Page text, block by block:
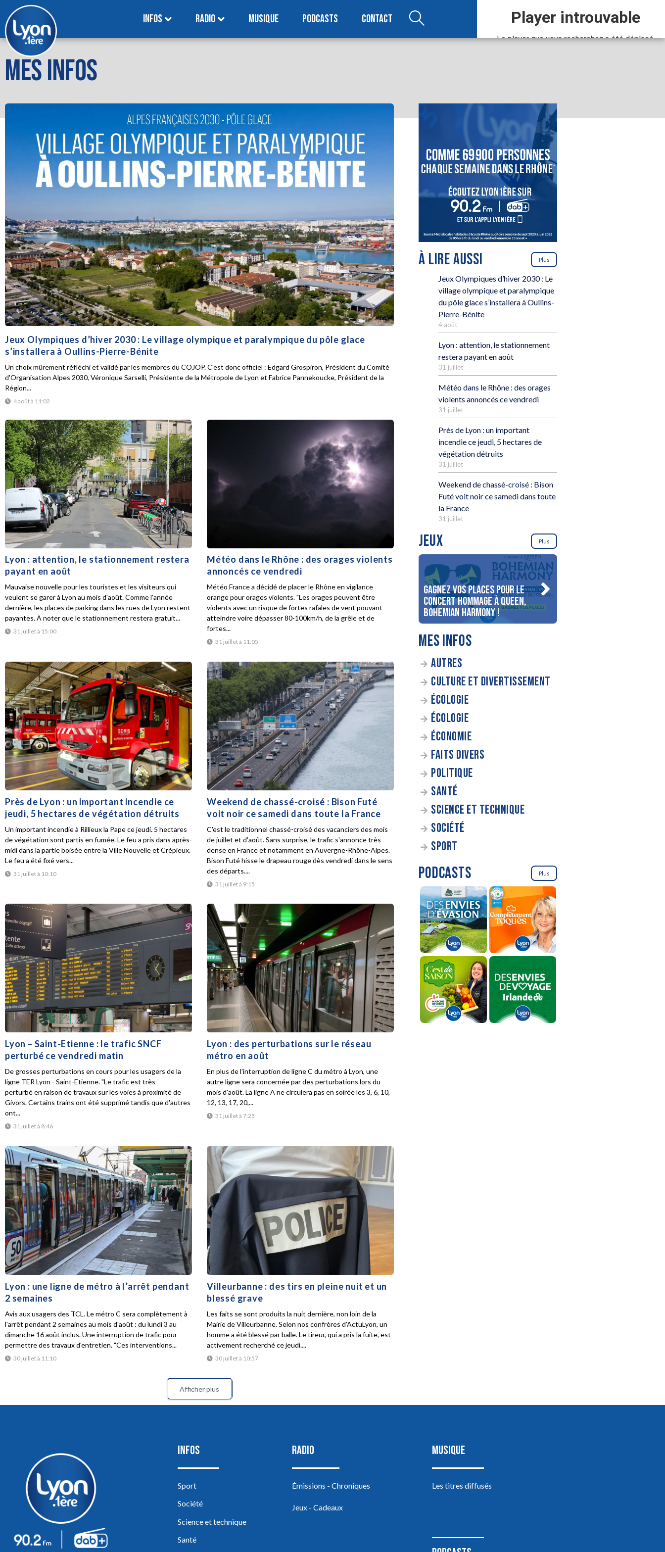
INFOS RADIO MUSIQUE PODCASTS CONTACT
MES INFOS
Jeux Olympiques d’hiver 2030 : Le village olympique et paralympique du pôle glace
s’installera à Oullins-Pierre-Bénite
4 août à 11:02
Un choix mûrement réfléchi et validé par les membres du COJOP. C'est donc officiel : Edgard Grospiron, Président du Comité
d'Organisation Alpes 2030, Véronique Sarselli, Présidente de la Métropole de Lyon et Fabrice Pannekoucke, Président de la
Région...
Lyon : attention, le stationnement restera
payant en août
31 juillet à 15:00
Mauvaise nouvelle pour les touristes et les visiteurs qui
veulent se garer à Lyon au mois d'août. Comme l'année
dernière, les places de parking dans les rues de Lyon restent
payantes. À noter que le stationnement restera gratuit...
Météo dans le Rhône : des orages violents
annoncés ce vendredi
31 juillet à 11:05
Météo France a décidé de placer le Rhône en vigilance
orange pour orages violents. "Les orages peuvent être
violents avec un risque de fortes rafales de vent pouvant
atteindre voire dépasser 80-100km/h, de la grêle et de
fortes...
Près de Lyon : un important incendie ce
jeudi, 5 hectares de végétation détruits
31 juillet à 10:10
Un important incendie à Rillieux la Pape ce jeudi. 5 hectares
de végétation sont partis en fumée. Le feu a pris dans après-
midi dans la partie boisée entre la Ville Nouvelle et Crépieux.
Le feu a été fixé vers...
Weekend de chassé-croisé : Bison Futé
voit noir ce samedi dans toute la France
31 juillet à 9:15
C'est le traditionnel chassé-croisé des vacanciers des mois
de juillet et d'août. Sans surprise, le trafic s'annonce très
dense en France et notamment en Auvergne-Rhône-Alpes.
Bison Futé hisse le drapeau rouge dès vendredi dans le sens
des départs....
Lyon – Saint-Etienne : le trafic SNCF
perturbé ce vendredi matin
31 juillet à 8:46
De grosses perturbations en cours pour les usagers de la
ligne TER Lyon - Saint-Etienne. "Le trafic est très
perturbé en raison de travaux sur les voies à proximité de
Givors. Certains trains ont été supprimé tandis que d'autres
ont...
Lyon : des perturbations sur le réseau
métro en août
31 juillet à 7:25
En plus de l'interruption de ligne C du métro à Lyon, une
autre ligne sera concernée par des perturbations lors du
mois d'août. La ligne A ne circulera pas en soirée les 3, 6, 10,
12, 13, 17, 20,...
Lyon : une ligne de métro à l’arrêt pendant
2 semaines
30 juillet à 11:10
Avis aux usagers des TCL. Le métro C sera complètement à
l'arrêt pendant 2 semaines au mois d'août : du lundi 3 au
dimanche 16 août inclus. Une interruption de trafic pour
permettre des travaux d'entretien. "Ces interventions...
Villeurbanne : des tirs en pleine nuit et un
blessé grave
30 juillet à 10:57
Les faits se sont produits la nuit dernière, non loin de la
Mairie de Villeurbanne. Selon nos confrères d'ActuLyon, un
homme a été blessé par balle. Le tireur, qui a pris la fuite, est
activement recherché ce jeudi....
Afficher plus
À LIRE AUSSI Plus
Jeux Olympiques d’hiver 2030 : Le
village olympique et paralympique
du pôle glace s’installera à Oullins-
Pierre-Bénite
4 août
Lyon : attention, le stationnement
restera payant en août
31 juillet
Météo dans le Rhône : des orages
violents annoncés ce vendredi
31 juillet
Près de Lyon : un important
incendie ce jeudi, 5 hectares de
végétation détruits
31 juillet
Weekend de chassé-croisé : Bison
Futé voit noir ce samedi dans toute
la France
31 juillet
JEUX Plus
Gagnez vos places pour le
concert Hommage à Queen,
Bohemian Harmony !
MES INFOS
AUTRES
CULTURE ET DIVERTISSEMENT
ÉCOLOGIE
ÉCOLOGIE
ÉCONOMIE
FAITS DIVERS
POLITIQUE
SANTÉ
SCIENCE ET TECHNIQUE
SOCIÉTÉ
SPORT
PODCASTS Plus
INFOS
Sport
Société
Science et technique
Santé
RADIO
Émissions - Chroniques
Jeux - Cadeaux
MUSIQUE
Les titres diffusés